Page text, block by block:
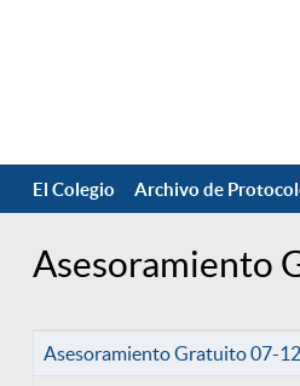
El Colegio Archivo de
Asesoramiento
Asesoramiento Gratuito 07-